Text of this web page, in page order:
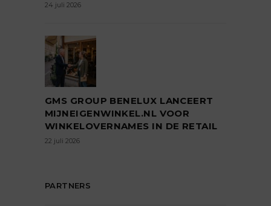
24 juli 2026
GMS GROUP BENELUX LANCEERT
MIJNEIGENWINKEL.NL VOOR
WINKELOVERNAMES IN DE RETAIL
22 juli 2026
PARTNERS